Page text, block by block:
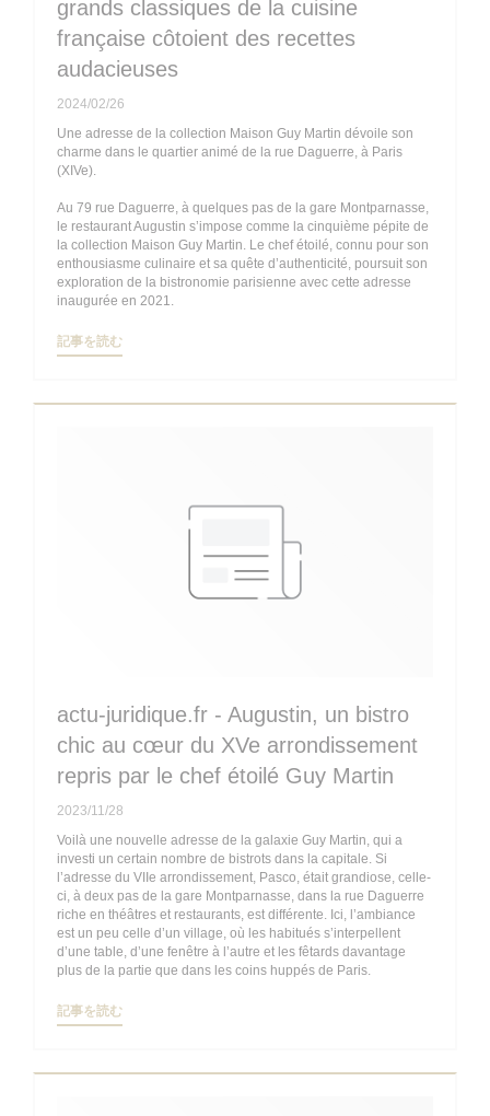
grands classiques de la cuisine
française côtoient des recettes
audacieuses
2024/02/26
Une adresse de la collection Maison Guy Martin dévoile son
charme dans le quartier animé de la rue Daguerre, à Paris
(XIVe).
Au 79 rue Daguerre, à quelques pas de la gare Montparnasse,
le restaurant Augustin s’impose comme la cinquième pépite de
la collection Maison Guy Martin. Le chef étoilé, connu pour son
enthousiasme culinaire et sa quête d’authenticité, poursuit son
exploration de la bistronomie parisienne avec cette adresse
inaugurée en 2021.
記事を読む((新しいウィンドウで開きます))
actu-juridique.fr - Augustin, un bistro
chic au cœur du XVe arrondissement
repris par le chef étoilé Guy Martin
2023/11/28
Voilà une nouvelle adresse de la galaxie Guy Martin, qui a
investi un certain nombre de bistrots dans la capitale. Si
l’adresse du VIIe arrondissement, Pasco, était grandiose, celle-
ci, à deux pas de la gare Montparnasse, dans la rue Daguerre
riche en théâtres et restaurants, est différente. Ici, l’ambiance
est un peu celle d’un village, où les habitués s’interpellent
d’une table, d’une fenêtre à l’autre et les fêtards davantage
plus de la partie que dans les coins huppés de Paris.
記事を読む((新しいウィンドウで開きます))